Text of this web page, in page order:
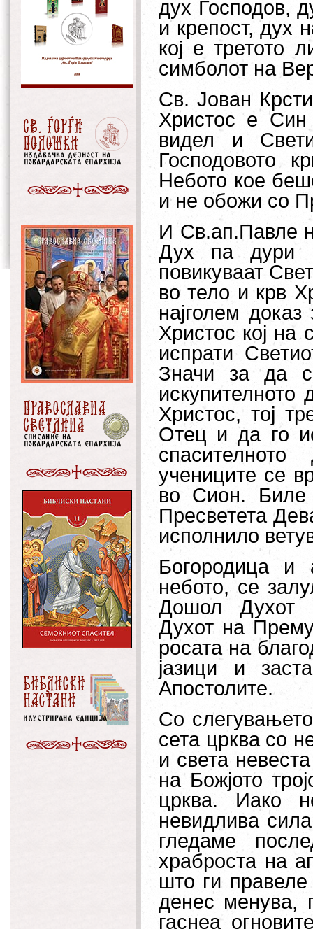
дух Господов,
и крепост, дух
кој е третото
симболот на
Св. Јован
Христос е
видел и Св
Господовото
Небото кое
и не обожи со
И Св.ап.Павле
Дух па дури
повикуваат Св
во тело и крв
најголем
Христос кој на
испрати Св
Значи за да
искупителното
Христос, тој
Отец и да го
учениците се
во Сион. Биле
Пресветета
исполнило
Богородица и
небото, се
Дошол
Духот
Духот на
росата на
јазици и
Апостолите.
Со
сета црква со
и света
на Божјото
црква. Иако
невидлива
гледаме
храброста на
што ги
денес менува,
гаснеа